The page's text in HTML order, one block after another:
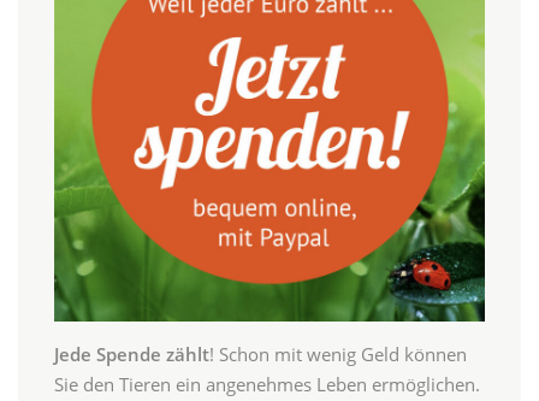
Jede Spende zählt! Schon mit wenig Geld können
Sie den Tieren ein angenehmes Leben ermöglichen.